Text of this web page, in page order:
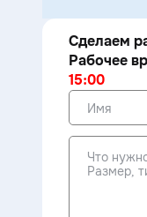
Сделаем
Рабочее
15:00